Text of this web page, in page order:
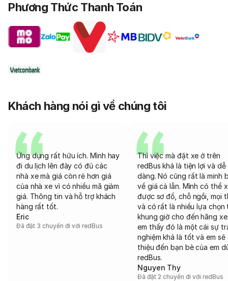
Phương Thức Thanh Toán
Khách hàng nói gì về chúng tôi
Ứng dụng rất hữu ích. Mình hay
đi du lịch lên đây có đủ các
nhà xe mà giá còn rẻ hơn giá
của nhà xe vì có nhiều mã giảm
giá. Thông tin và hỗ trợ khách
hàng rất tốt.
Eric
Đã đặt 3 chuyến đi với redBus
Thì việc mà đặt xe ở trên
redBus khá là tiện lợi và dễ
dàng. Nó cũng rất là minh
về giá cả lẫn. Mình có thể
được sơ đồ, chỗ ngồi, mọi
và có rất là nhiều lựa chọn
khung giờ cho đến hãng
em thấy đó là một cái sự
nghiệm khá là tốt và em sẽ
thiệu đến bạn bè của em
redBus.
Nguyen Thy
Đã đặt 2 chuyến đi với redBus